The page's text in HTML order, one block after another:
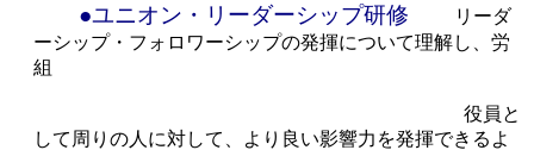
●ユニオン・リーダーシップ研修
リーダ
ーシップ・フォロワーシップの発揮について理解し、労
組
役員と
して周りの人に対して、より良い影響力を発揮できるよ